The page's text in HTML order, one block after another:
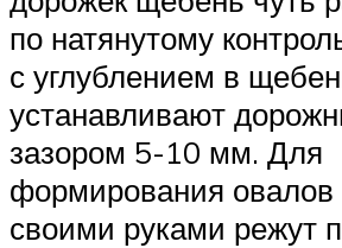
по натянутому
с углублением в
устанавливают
зазором 5-10 мм. Для
формирования
своими руками режут